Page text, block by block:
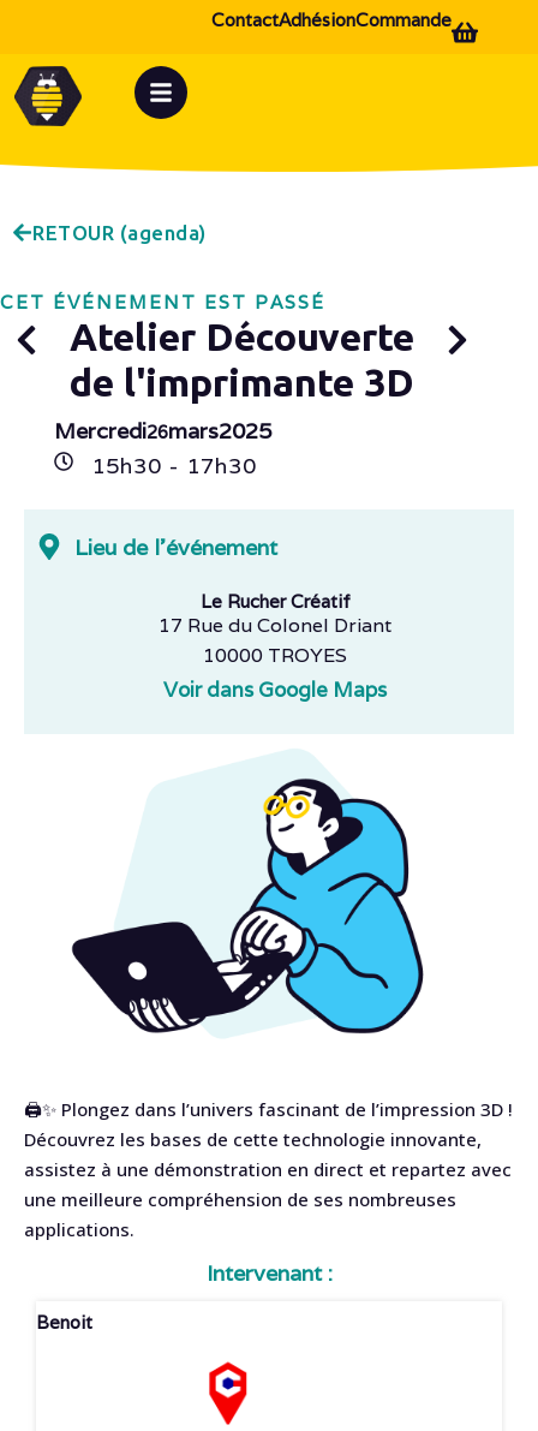
Commande
Adhésion
Contact
RETOUR (agenda)
CET ÉVÉNEMENT EST PASSÉ
Atelier Découverte
de l'imprimante 3D
Mercredi26mars2025
15h30 - 17h30
Lieu de l'événement
Le Rucher Créatif
17 Rue du Colonel Driant
10000 TROYES
Voir dans Google Maps
🖨️✨ Plongez dans l’univers fascinant de l’impression 3D !
Découvrez les bases de cette technologie innovante,
assistez à une démonstration en direct et repartez avec
une meilleure compréhension de ses nombreuses
applications.
Intervenant :
Benoit